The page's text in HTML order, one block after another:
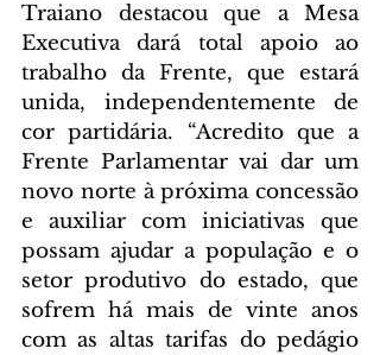
Traiano destacou que a Mesa
Executiva dará total apoio ao
trabalho da Frente, que estará
unida, independentemente de
cor partidária. “Acredito que a
Frente Parlamentar vai dar um
novo norte à próxima concessão
e auxiliar com iniciativas que
possam ajudar a população e o
setor produtivo do estado, que
sofrem há mais de vinte anos
com as altas tarifas do pedágio